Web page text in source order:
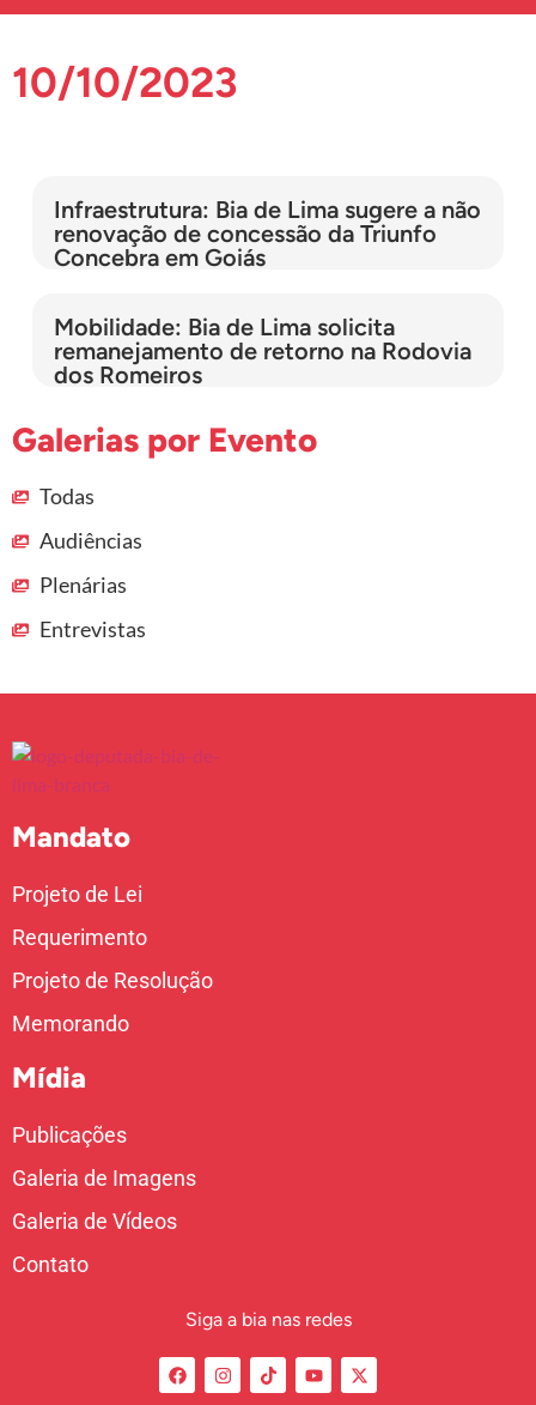
10/10/2023
Infraestrutura: Bia de Lima sugere a não
renovação de concessão da Triunfo
Concebra em Goiás
Mobilidade: Bia de Lima solicita
remanejamento de retorno na Rodovia
dos Romeiros
Galerias por Evento
Todas
Audiências
Plenárias
Entrevistas
Mandato
Projeto de Lei
Requerimento
Projeto de Resolução
Memorando
Mídia
Publicações
Galeria de Imagens
Galeria de Vídeos
Contato
Siga a bia nas redes